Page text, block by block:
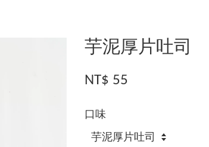
芋泥厚片吐司
NT$ 55
口味